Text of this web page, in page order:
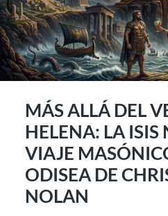
MÁS ALLÁ DEL
HELENA: LA ISIS
VIAJE
ODISEA DE
NOLAN